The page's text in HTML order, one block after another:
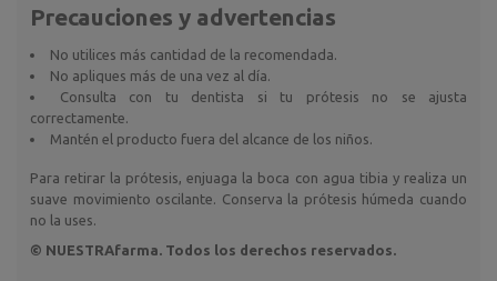
Precauciones y advertencias
No utilices más cantidad de la recomendada.
No apliques más de una vez al día.
Consulta con tu dentista si tu prótesis no se ajusta
correctamente.
Mantén el producto fuera del alcance de los niños.
Para retirar la prótesis, enjuaga la boca con agua tibia y realiza un
suave movimiento oscilante. Conserva la prótesis húmeda cuando
no la uses.
© NUESTRAfarma. Todos los derechos reservados.